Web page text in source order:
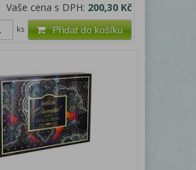
Vaše cena s DPH: 200,30 Kč
Přidat do košíku
ks